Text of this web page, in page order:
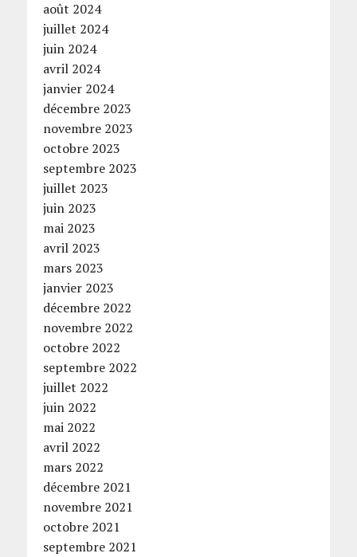
août 2024
juillet 2024
juin 2024
avril 2024
janvier 2024
décembre 2023
novembre 2023
octobre 2023
septembre 2023
juillet 2023
juin 2023
mai 2023
avril 2023
mars 2023
janvier 2023
décembre 2022
novembre 2022
octobre 2022
septembre 2022
juillet 2022
juin 2022
mai 2022
avril 2022
mars 2022
décembre 2021
novembre 2021
octobre 2021
septembre 2021